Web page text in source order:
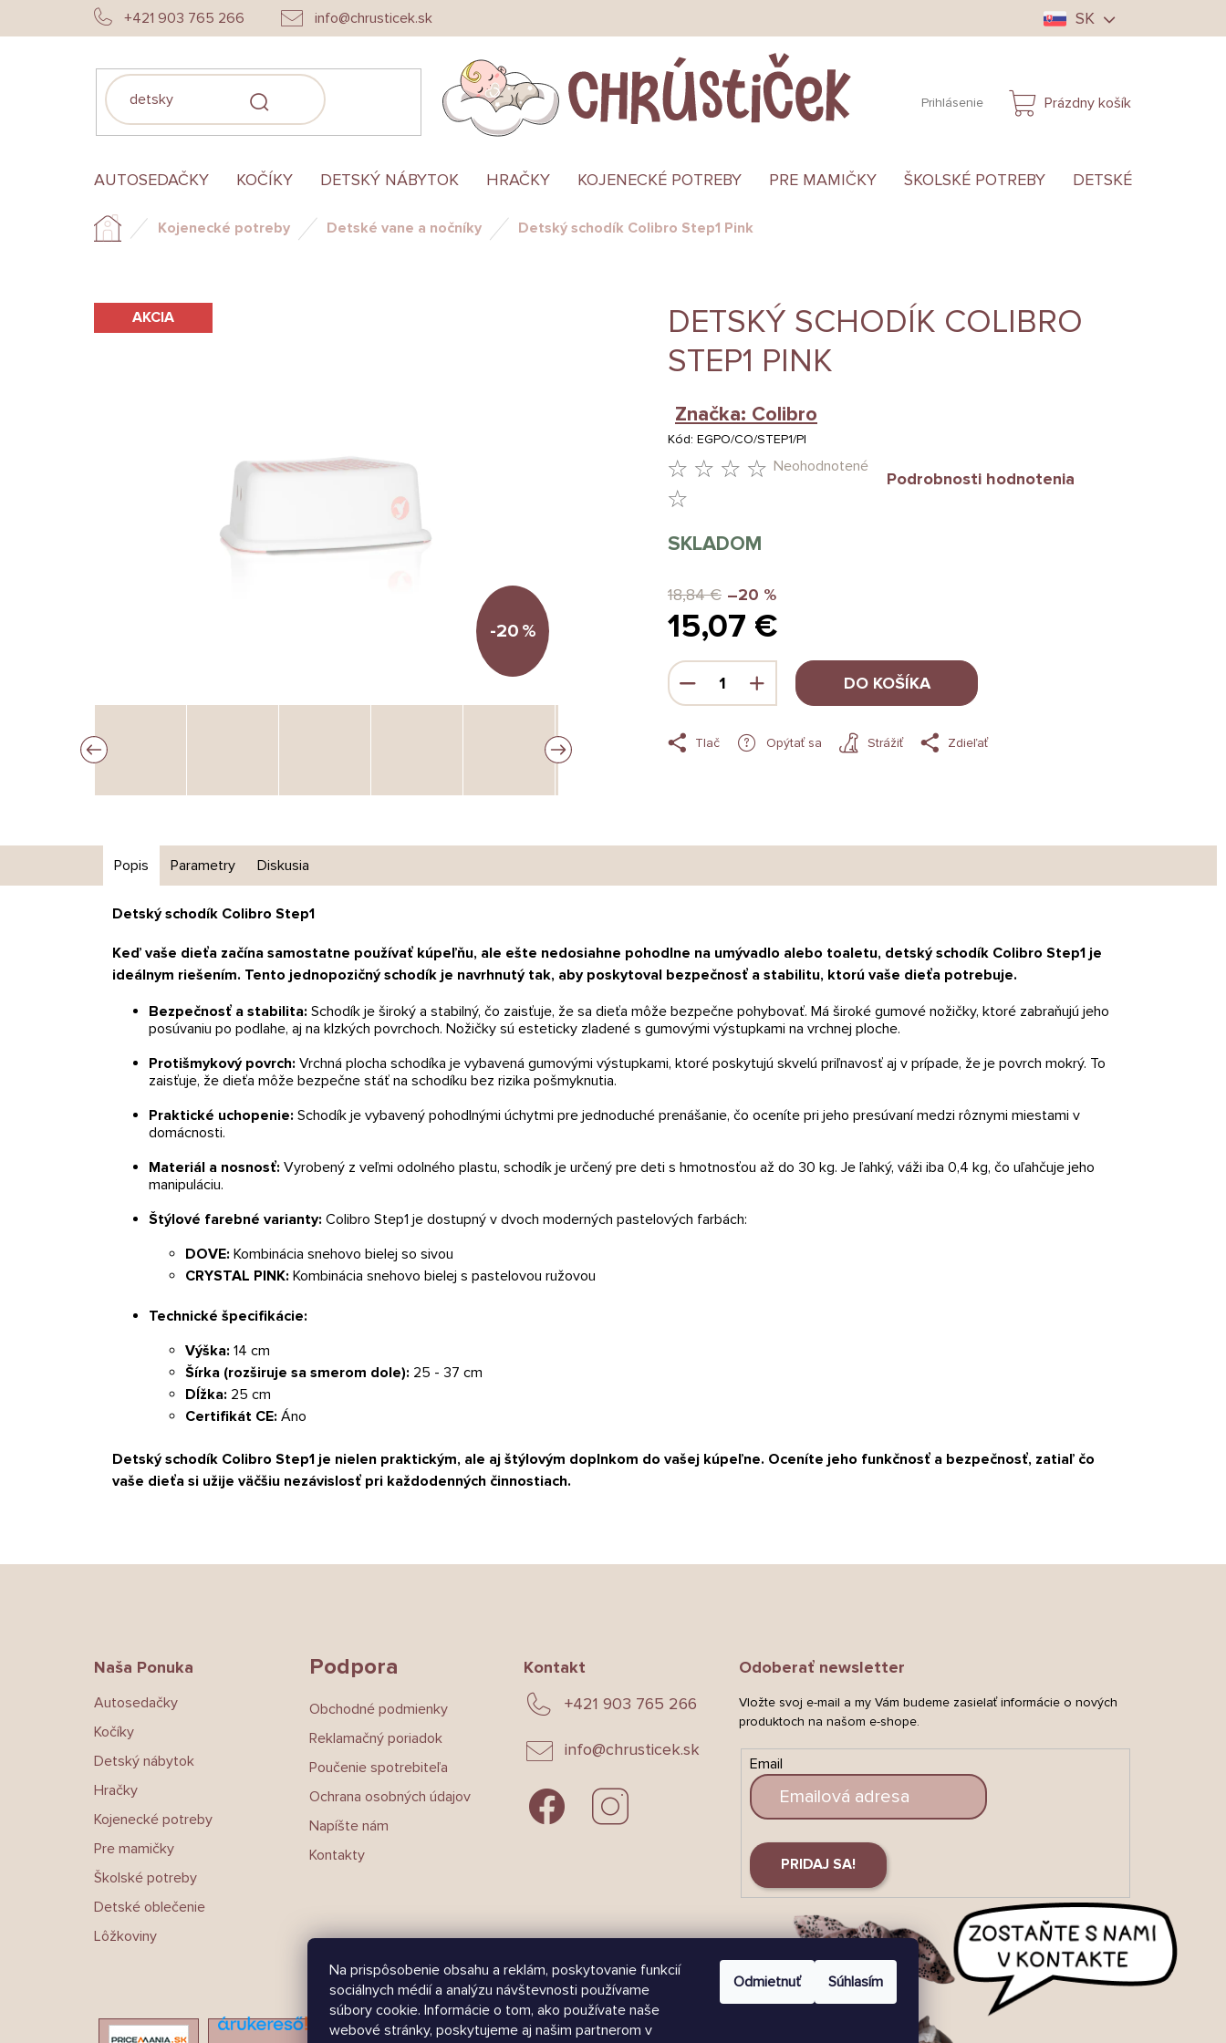
Na prispôsobenie obsahu a reklám, poskytovanie funkcií
sociálnych médií a analýzu návštevnosti používame
súbory cookie. Informácie o tom, ako používate naše
webové stránky, poskytujeme aj našim partnerom v
Odmietnuť Súhlasím
+421 903 765 266 info@chrusticek.sk SK
HĽADAŤ Prihlásenie
NÁKUPNÝ
Prázdny košík
AUTOSEDAČKY KOČÍKY DETSKÝ NÁBYTOK HRAČKY KOJENECKÉ POTREBY PRE MAMIČKY ŠKOLSKÉ POTREBY DETSKÉ OBLEČENIE
DomovKojenecké potreby Detské vane a nočníky Detský schodík Colibro Step1 Pink
AKCIA
-20 %
DETSKÝ SCHODÍK COLIBRO
STEP1 PINK
HODNOTENIE
JE
0,0
5
HVIEZDIČIEK.
Neohodnotené
Podrobnosti hodnotenia
Kód: EGPO/CO/STEP1/PI
Značka: Colibro
SKLADOM
18,84 € –20 %
15,07 €
Jednotková
cena:
DO KOŠÍKA
Tlač Opýtať sa Strážiť Zdieľať
Popis Parametry Diskusia
Detský schodík Colibro Step1
Keď vaše dieťa začína samostatne používať kúpeľňu, ale ešte nedosiahne pohodlne na umývadlo alebo toaletu, detský schodík Colibro Step1 je
ideálnym riešením. Tento jednopozičný schodík je navrhnutý tak, aby poskytoval bezpečnosť a stabilitu, ktorú vaše dieťa potrebuje.
Bezpečnosť a stabilita: Schodík je široký a stabilný, čo zaisťuje, že sa dieťa môže bezpečne pohybovať. Má široké gumové nožičky, ktoré zabraňujú jeho
posúvaniu po podlahe, aj na klzkých povrchoch. Nožičky sú esteticky zladené s gumovými výstupkami na vrchnej ploche.
Protišmykový povrch: Vrchná plocha schodíka je vybavená gumovými výstupkami, ktoré poskytujú skvelú priľnavosť aj v prípade, že je povrch mokrý. To
zaisťuje, že dieťa môže bezpečne stáť na schodíku bez rizika pošmyknutia.
Praktické uchopenie: Schodík je vybavený pohodlnými úchytmi pre jednoduché prenášanie, čo oceníte pri jeho presúvaní medzi rôznymi miestami v
domácnosti.
Materiál a nosnosť: Vyrobený z veľmi odolného plastu, schodík je určený pre deti s hmotnosťou až do 30 kg. Je ľahký, váži iba 0,4 kg, čo uľahčuje jeho
manipuláciu.
Štýlové farebné varianty: Colibro Step1 je dostupný v dvoch moderných pastelových farbách:
DOVE: Kombinácia snehovo bielej so sivou
CRYSTAL PINK: Kombinácia snehovo bielej s pastelovou ružovou
Technické špecifikácie:
Výška: 14 cm
Šírka (rozširuje sa smerom dole): 25 - 37 cm
Dĺžka: 25 cm
Certifikát CE: Áno
Detský schodík Colibro Step1 je nielen praktickým, ale aj štýlovým doplnkom do vašej kúpeľne. Oceníte jeho funkčnosť a bezpečnosť, zatiaľ čo
vaše dieťa si užije väčšiu nezávislosť pri každodenných činnostiach.
Naša Ponuka
Autosedačky
Kočíky
Detský nábytok
Hračky
Kojenecké potreby
Pre mamičky
Školské potreby
Detské oblečenie
Lôžkoviny
Podpora
Obchodné podmienky
Reklamačný poriadok
Poučenie spotrebiteľa
Ochrana osobných údajov
Napíšte nám
Kontakty
Kontakt
info@chrusticek.sk
+421 903 765 266
Odoberať newsletter
Vložte svoj e-mail a my Vám budeme zasielať informácie o nových
produktoch na našom e-shope.
Email
PRIDAJ SA!